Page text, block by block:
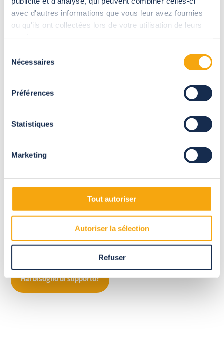
avec d'autres informations que vous leur avez fournies
ou qu'ils ont collectées lors de votre utilisation de leurs
Nécessaires
Préférences
Statistiques
Marketing
Tout autoriser
Autoriser la sélection
Refuser
L'installazione di una copertura per piscina limita l'intrusione
di detriti (foglie, sporco, impurità, ecc.) e riduce quindi
notevolmente i tempi di manutenzione della piscina.
Tempo prezioso quando si tratta di divertirsi con la famiglia,
gli amici o anche da soli per nuotare o divertirsi senza
Hai bisogno di supporto?